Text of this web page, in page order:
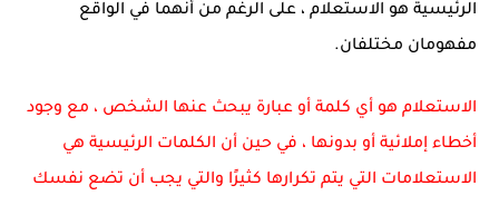
الرئيسية هو الاستعلام ، على الرغم من أنهما في الواقع
مفهومان مختلفان.
الاستعلام هو أي كلمة أو عبارة يبحث عنها الشخص ، مع وجود
أخطاء إملائية أو بدونها ، في حين أن الكلمات الرئيسية هي
الاستعلامات التي يتم تكرارها كثيرًا والتي يجب أن تضع نفسك